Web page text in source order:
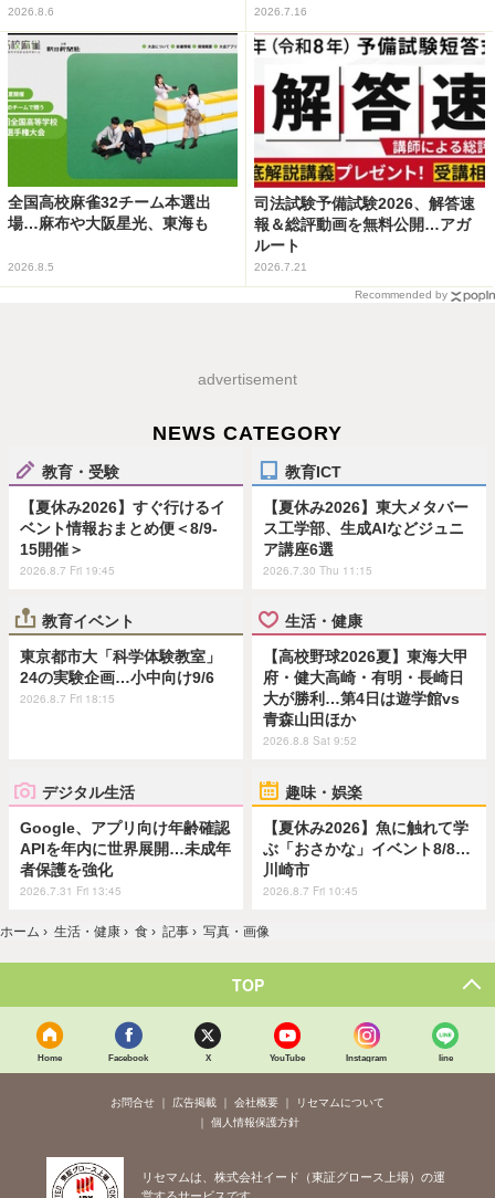
2026.8.6 2026.7.16
全国高校麻雀32チーム本選出
場…麻布や大阪星光、東海も
2026.8.5
司法試験予備試験2026、解答速
報＆総評動画を無料公開…アガ
ルート
2026.7.21
Recommended by
advertisement
NEWS CATEGORY
教育・受験
【夏休み2026】すぐ行けるイ
ベント情報おまとめ便＜8/9-
15開催＞
2026.8.7 Fri 19:45
教育ICT
【夏休み2026】東大メタバー
ス工学部、生成AIなどジュニ
ア講座6選
2026.7.30 Thu 11:15
教育イベント
東京都市大「科学体験教室」
24の実験企画…小中向け9/6
2026.8.7 Fri 18:15
生活・健康
【高校野球2026夏】東海大甲
府・健大高崎・有明・長崎日
大が勝利…第4日は遊学館vs
青森山田ほか
2026.8.8 Sat 9:52
デジタル生活
Google、アプリ向け年齢確認
APIを年内に世界展開…未成年
者保護を強化
2026.7.31 Fri 13:45
趣味・娯楽
【夏休み2026】魚に触れて学
ぶ「おさかな」イベント8/8…
川崎市
2026.8.7 Fri 10:45
ホーム › 生活・健康 › 食 › 記事 › 写真・画像
TOP
Home Facebook X YouTube Instagram line
お問合せ 広告掲載 会社概要
リセマムについて
個人情報保護方針
リセマムは、株式会社イード（東証グロース上場）の運